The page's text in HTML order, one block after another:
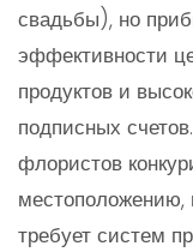
свадьбы), но
эффективности
продуктов и
подписных
флористов
требует систем